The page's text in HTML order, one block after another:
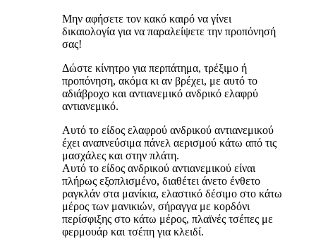
Μην αφήσετε τον κακό καιρό να γίνει
δικαιολογία για να παραλείψετε την προπόνησή
σας!
Δώστε κίνητρο για περπάτημα, τρέξιμο ή
προπόνηση, ακόμα κι αν βρέχει, με αυτό το
αδιάβροχο και αντιανεμικό ανδρικό ελαφρύ
αντιανεμικό.
Αυτό το είδος ελαφρού ανδρικού αντιανεμικού
έχει αναπνεύσιμα πάνελ αερισμού κάτω από τις
μασχάλες και στην πλάτη.
Αυτό το είδος ανδρικού αντιανεμικού είναι
πλήρως εξοπλισμένο, διαθέτει άνετο ένθετο
ραγκλάν στα μανίκια, ελαστικό δέσιμο στο κάτω
μέρος των μανικιών, σήραγγα με κορδόνι
περίσφιξης στο κάτω μέρος, πλαϊνές τσέπες με
φερμουάρ και τσέπη για κλειδί.